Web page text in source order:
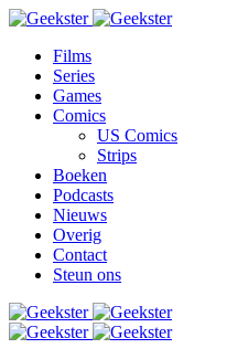
Films
Series
Games
Comics
US Comics
Strips
Boeken
Podcasts
Nieuws
Overig
Contact
Steun ons